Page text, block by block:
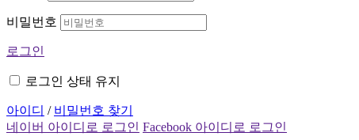
비밀번호
로그인
로그인 상태 유지
아이디 / 비밀번호 찾기
네이버 아이디로 로그인 Facebook 아이디로 로그인